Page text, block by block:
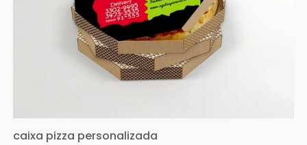
caixa pizza personalizada